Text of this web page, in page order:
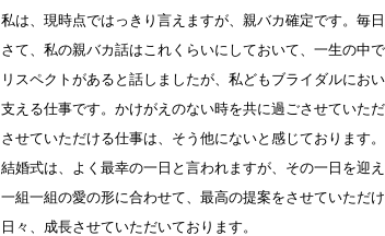
私は、現時点ではっきり言えますが、親バカ確定です。毎
さて、私の親バカ話はこれくらいにしておいて、一生の中
リスペクトがあると話しましたが、私どもブライダルにお
支える仕事です。かけがえのない時を共に過ごさせていた
させていただける仕事は、そう他にないと感じております。
結婚式は、よく最幸の一日と言われますが、その一日を迎
一組一組の愛の形に合わせて、最高の提案をさせていただ
日々、成長させていただいております。